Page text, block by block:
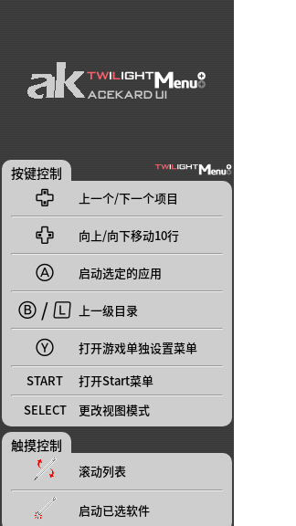
按键控制
 上一个/下一个项目
 向上/向下移动10行
 启动选定的应用
 /  上一级目录

打开游戏单独设置菜单
START
打开Start菜单
SELECT
更改视图模式
触摸控制
滚动列表
启动已选软件